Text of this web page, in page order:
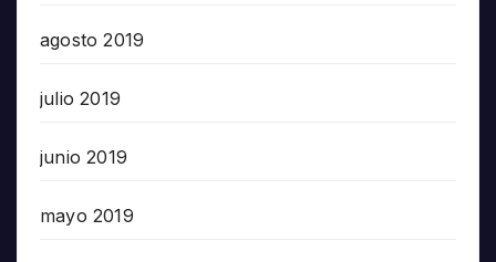
agosto 2019
julio 2019
junio 2019
mayo 2019